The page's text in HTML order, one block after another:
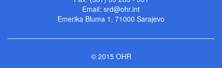
Email: srd@ohr.int
Emerika Bluma 1, 71000 Sarajevo
© 2015 OHR